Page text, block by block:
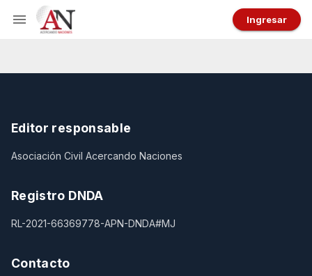
Ingresar
Editor responsable
Asociación Civil Acercando Naciones
Registro DNDA
RL-2021-66369778-APN-DNDA#MJ
Contacto